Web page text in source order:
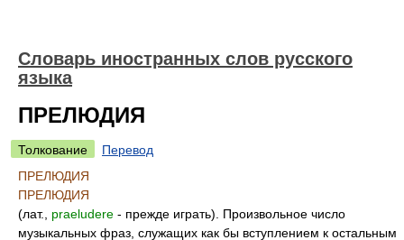
Словарь иностранных слов русского
языка
ПРЕЛЮДИЯ
Толкование
Перевод
ПРЕЛЮДИЯ
ПРЕЛЮДИЯ
(лат., praeludere - прежде играть). Произвольное число
музыкальных фраз, служащих как бы вступлением к остальным